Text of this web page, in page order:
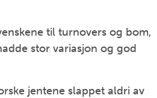
til turnovers og bom,
stor variasjon og god
jentene slappet aldri av